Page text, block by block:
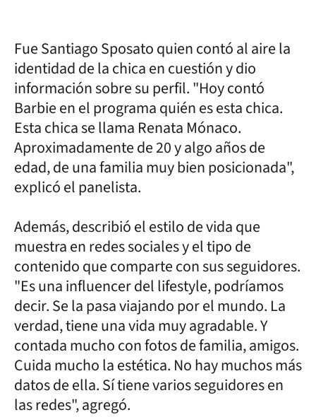
Fue Santiago Sposato quien contó al aire la
identidad de la chica en cuestión y dio
información sobre su perfil. "Hoy contó
Barbie en el programa quién es esta chica.
Esta chica se llama Renata Mónaco.
Aproximadamente de 20 y algo años de
edad, de una familia muy bien posicionada",
explicó el panelista.
Además, describió el estilo de vida que
muestra en redes sociales y el tipo de
contenido que comparte con sus seguidores.
"Es una influencer del lifestyle, podríamos
decir. Se la pasa viajando por el mundo. La
verdad, tiene una vida muy agradable. Y
contada mucho con fotos de familia, amigos.
Cuida mucho la estética. No hay muchos más
datos de ella. Sí tiene varios seguidores en
las redes", agregó.